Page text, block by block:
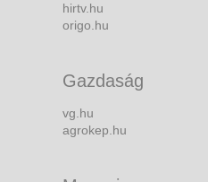
hirtv.hu
origo.hu
Gazdaság
vg.hu
agrokep.hu